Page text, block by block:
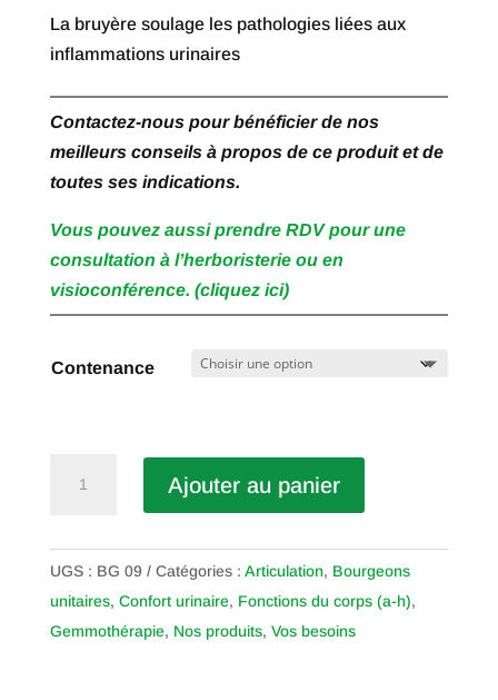
La bruyère soulage les pathologies liées aux
inflammations urinaires
Contactez-nous pour bénéficier de nos
meilleurs conseils à propos de ce produit et de
toutes ses indications.
Vous pouvez aussi prendre RDV pour une
consultation à l’herboristerie ou en
visioconférence. (cliquez ici)
Contenance
Ajouter au panier
UGS : BG 09 Catégories : Articulation, Bourgeons
unitaires, Confort urinaire, Fonctions du corps (a-h),
Gemmothérapie, Nos produits, Vos besoins